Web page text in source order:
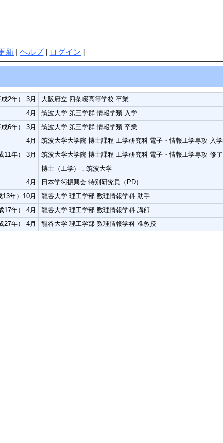
新 |ヘルプ| ログイン ]
2年） 3月
大阪府立 四条畷高等学校 卒業
4月
筑波大学 第三学群 情報学類 入学
6年） 3月
筑波大学 第三学群 情報学類 卒業
4月
筑波大学大学院 博士課程 工学研究科 電子・情報工学専攻 入学
11年） 3月
筑波大学大学院 博士課程 工学研究科 電子・情報工学専攻 修了
博士（工学），筑波大学
4月
日本学術振興会 特別研究員（PD）
13年）10月
龍谷大学 理工学部 数理情報学科 助手
17年） 4月
龍谷大学 理工学部 数理情報学科 講師
27年） 4月
龍谷大学 理工学部 数理情報学科 准教授